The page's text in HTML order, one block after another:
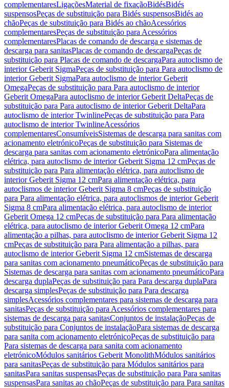
complementaresLigaçõesMaterial de fixaçãoBidésBidés
suspensosPeças de substituição para Bidés suspensosBidés ao
chãoPeças de substituição para Bidés ao chãoAcessórios
complementaresPeças de substituição para Acessórios
complementaresPlacas de comando de descarga e sistemas de
descarga para sanitasPlacas de comando de descargaPeças de
substituição para Placas de comando de descargaPara autoclismo de
interior Geberit SigmaPeças de substituição para Para autoclismo de
interior Geberit SigmaPara autoclismo de interior Geberit
OmegaPeças de substituição para Para autoclismo de interior
Geberit OmegaPara autoclismo de interior Geberit DeltaPeças de
substituição para Para autoclismo de interior Geberit DeltaPara
autoclismo de interior TwinlinePeças de substituição para Para
autoclismo de interior TwinlineAcessórios
complementaresConsumíveisSistemas de descarga para sanitas com
acionamento eletrónicoPeças de substituição para Sistemas de
descarga para sanitas com acionamento eletrónicoPara alimentação
elétrica, para autoclismo de interior Geberit Sigma 12 cmPeças de
substituição para Para alimentação elétrica, para autoclismo de
interior Geberit Sigma 12 cmPara alimentação elétrica, para
autoclismos de interior Geberit Sigma 8 cmPeças de substituição
para Para alimentação elétrica, para autoclismos de interior Geberit
Sigma 8 cmPara alimentação elétrica, para autoclismo de interior
Geberit Omega 12 cmPeças de substituição para Para alimentação
elétrica, para autoclismo de interior Geberit Omega 12 cmPara
alimentação a pilhas, para autoclismo de interior Geberit Sigma 12
cmPeças de substituição para Para alimentação a pilhas, para
autoclismo de interior Geberit Sigma 12 cmSistemas de descarga
para sanitas com acionamento pneumáticoPeças de substituição para
Sistemas de descarga para sanitas com acionamento pneumáticoPara
descarga duplaPeças de substituição para Para descarga duplaPara
descarga simplesPeças de substituição para Para descarga
simplesAcessórios complementares para sistemas de descarga para
sanitasPeças de substituição para Acessórios complementares para
sistemas de descarga para sanitasConjuntos de instalaçãoPeças de
substituição para Conjuntos de instalaçãoPara sistemas de descarga
para sanita com acionamento eletrónicoPeças de substituição para
Para sistemas de descarga para sanita com acionamento
eletrónicoMódulos sanitários Geberit MonolithMódulos sanitários
para sanitasPeças de substituição para Módulos sanitários para
sanitasPara sanitas suspensasPeças de substituição para Para sanitas
suspensasPara sanitas ao chãoPeças de substituição para Para sanitas